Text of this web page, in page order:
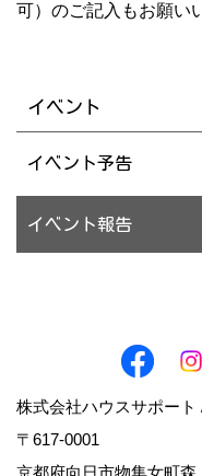
可）のご記入もお願い
イベント
イベント予告
イベント報告
株式会社ハウスサポート
〒617-0001